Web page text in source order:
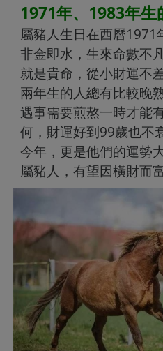
1971年、1983年生
屬豬人生日在西曆1971
非金即水，生來命數不
就是貴命，從小財運不
兩年生的人總有比較晚
遇事需要煎熬一時才能
何，財運好到99歲也不
今年，更是他們的運勢
屬豬人，有望因橫財而